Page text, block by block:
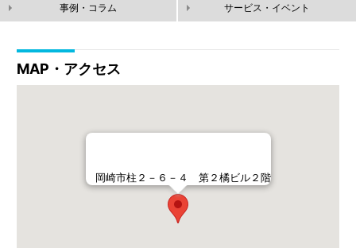
事例・コラム サービス・イベント
MAP・アクセス
岡崎市柱２－６－４ 第２橘ビル２階